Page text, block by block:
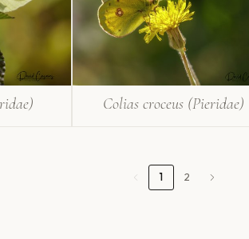
Colias croceus (Pieridae)
1 2